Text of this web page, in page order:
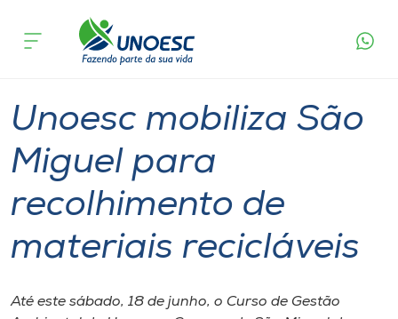
Cursos
Pesquisa
Atendimento ao Estudante
Portal de Ensino
A
acontece
Unoesc mobiliza São
Miguel para
recolhimento de
materiais recicláveis
Até este sábado, 18 de junho, o Curso de Gestão